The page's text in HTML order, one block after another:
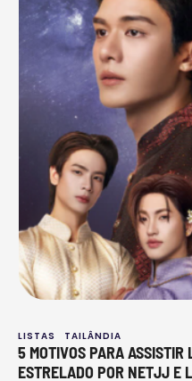
LISTAS TAILÂNDIA
5 MOTIVOS PARA
ESTRELADO POR NETJJ E